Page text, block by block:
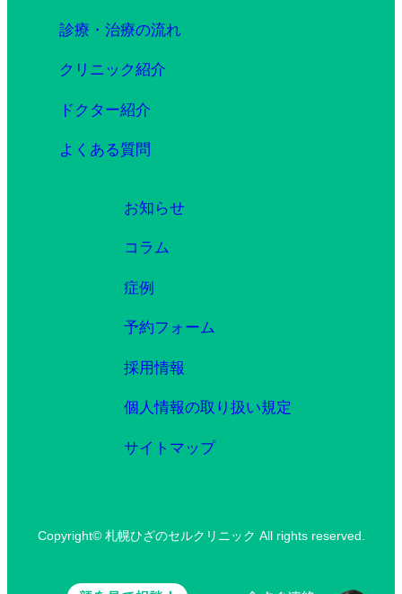
診療・治療の流れ
クリニック紹介
ドクター紹介
よくある質問
お知らせ
コラム
症例
予約フォーム
採用情報
個人情報の取り扱い規定
サイトマップ
Copyright© 札幌ひざのセルクリニック All rights reserved.